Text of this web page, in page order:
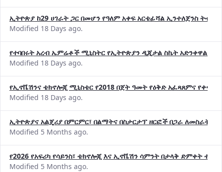
ኢትዮጵያ ከ29 ሀገራት ጋር በመሆን የዓለም አቀፍ አርቴፊሻል ኢንተለጀንስ
Modified 18 Days ago.
የተባበሩት አረብ ኤምሬቶች ሚኒስትር የኢትዮጵያን ዲጂታል ስኬት አድንቀዋል
Modified 18 Days ago.
የኢኖቬሽንና ቴክኖሎጂ ሚኒስቴር የ2018 በጀት ዓመት የዕቅድ አፈጻጸምና
Modified 18 Days ago.
ኢትዮጵያና አልጄሪያ በምርምር፣ በልማትና በስታርታፕ ዘርፎች በጋራ ለመስራት
Modified 5 Months ago.
የ2026 የአፍሪካ የሳይንስ፣ ቴክኖሎጂ እና ኢኖቬሽን ሳምንት በታላቅ ድምቀት
Modified 5 Months ago.